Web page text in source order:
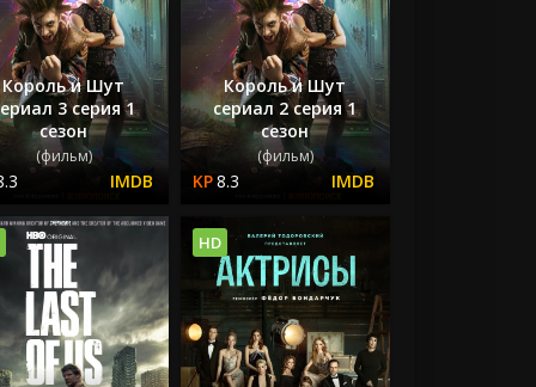
Король и Шут
3 серия 1
сезон
(фильм)
Король и Шут
сериал 2 серия 1
сезон
(фильм)
8.3
HD